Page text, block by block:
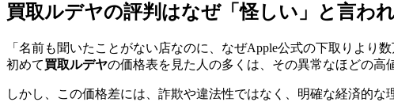
買取ルデヤの評判はなぜ「怪しい」と言わ
「名前も聞いたことがない店なのに、なぜApple公式の下取りより数
初めて買取ルデヤの価格表を見た人の多くは、その異常なほどの高
しかし、この価格差には、詐欺や違法性ではなく、明確な経済的